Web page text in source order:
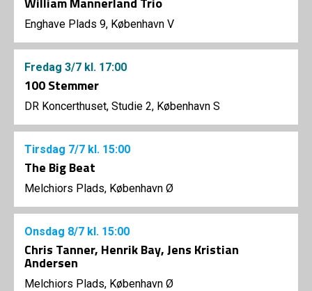
Enghave Plads 9, København V
Fredag 3/7 kl. 17:00
100 Stemmer
DR Koncerthuset, Studie 2, København S
Tirsdag 7/7 kl. 15:00
The Big Beat
Melchiors Plads, København Ø
Onsdag 8/7 kl. 15:00
Chris Tanner, Henrik Bay, Jens Kristian
Andersen
Melchiors Plads, København Ø